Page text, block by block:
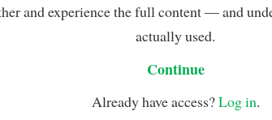
and experience the full content — and
actually used.
Continue
Already have access?Log in.